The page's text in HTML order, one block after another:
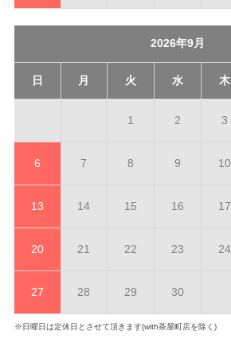
2026年9月
日 月 火 水 木
1 2 3
6 7 8 9 10
13 14 15 16 17
20 21 22 23 24
27 28 29 30
※日曜日は定休日とさせて頂きます(with茶屋町店を除く)